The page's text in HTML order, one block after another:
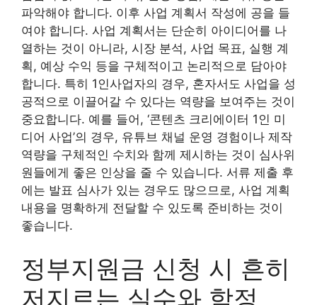
파악해야 합니다. 이후 사업 계획서 작성에 공을 들
여야 합니다. 사업 계획서는 단순히 아이디어를 나
열하는 것이 아니라, 시장 분석, 사업 목표, 실행 계
획, 예상 수익 등을 구체적이고 논리적으로 담아야
합니다. 특히 1인사업자의 경우, 혼자서도 사업을 성
공적으로 이끌어갈 수 있다는 역량을 보여주는 것이
중요합니다. 예를 들어, ‘콘텐츠 크리에이터 1인 미
디어 사업’의 경우, 유튜브 채널 운영 경험이나 제작
역량을 구체적인 수치와 함께 제시하는 것이 심사위
원들에게 좋은 인상을 줄 수 있습니다. 서류 제출 후
에는 발표 심사가 있는 경우도 많으므로, 사업 계획
내용을 명확하게 전달할 수 있도록 준비하는 것이
좋습니다.
정부지원금 신청 시 흔히
저지르는 실수와 함정